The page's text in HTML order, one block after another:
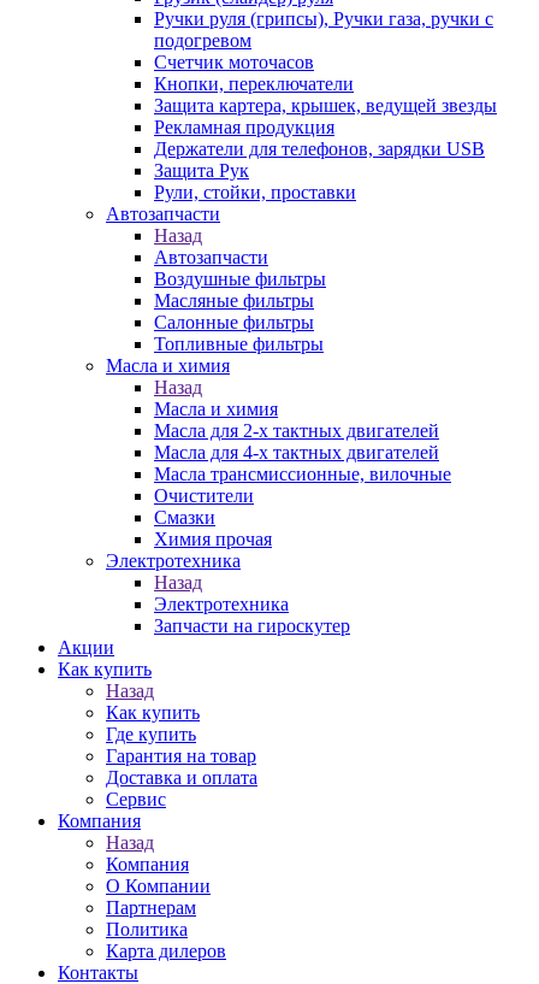
Ручки руля (грипсы), Ручки газа, ручки с
подогревом
Счетчик моточасов
Кнопки, переключатели
Защита картера, крышек, ведущей звезды
Рекламная продукция
Держатели для телефонов, зарядки USB
Защита Рук
Рули, стойки, проставки
Автозапчасти
Назад
Автозапчасти
Воздушные фильтры
Масляные фильтры
Салонные фильтры
Топливные фильтры
Масла и химия
Назад
Масла и химия
Масла для 2-х тактных двигателей
Масла для 4-х тактных двигателей
Масла трансмиссионные, вилочные
Очистители
Смазки
Химия прочая
Электротехника
Назад
Электротехника
Запчасти на гироскутер
Акции
Как купить
Назад
Как купить
Где купить
Гарантия на товар
Доставка и оплата
Сервис
Компания
Назад
Компания
О Компании
Партнерам
Политика
Карта дилеров
Контакты